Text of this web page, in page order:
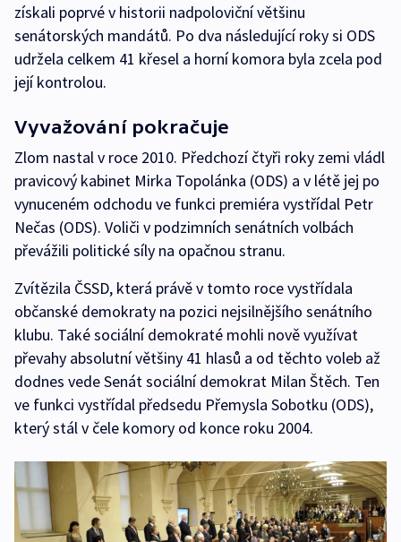
získali poprvé v historii nadpoloviční většinu
senátorských mandátů. Po dva následující roky si ODS
udržela celkem 41 křesel a horní komora byla zcela pod
její kontrolou.
Vyvažování pokračuje
Zlom nastal v roce 2010. Předchozí čtyři roky zemi vládl
pravicový kabinet Mirka Topolánka (ODS) a v létě jej po
vynuceném odchodu ve funkci premiéra vystřídal Petr
Nečas (ODS). Voliči v podzimních senátních volbách
převážili politické síly na opačnou stranu.
Zvítězila ČSSD, která právě v tomto roce vystřídala
občanské demokraty na pozici nejsilnějšího senátního
klubu. Také sociální demokraté mohli nově využívat
převahy absolutní většiny 41 hlasů a od těchto voleb až
dodnes vede Senát sociální demokrat Milan Štěch. Ten
ve funkci vystřídal předsedu Přemysla Sobotku (ODS),
který stál v čele komory od konce roku 2004.